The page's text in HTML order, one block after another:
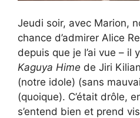
Jeudi soir, avec Marion,
chance d’admirer Alice
depuis que je l’ai vue – il
Kaguya Hime de Jiri
(notre idole) (sans
(quoique). C’était drôle,
s’entend bien et prend